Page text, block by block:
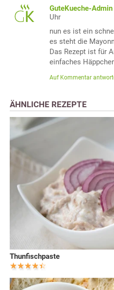
GuteKueche-Admin
Uhr
nun es ist ein
es steht die
Das Rezept ist für
einfaches
Auf Kommentar
ÄHNLICHE REZEPTE
Thunfischpaste